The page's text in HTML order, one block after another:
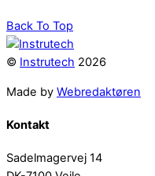
Back To Top
© Instrutech 2026
Made by Webredaktøren
Kontakt
Sadelmagervej 14